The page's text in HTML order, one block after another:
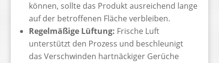
können, sollte das Produkt ausreichend lange
auf der betroffenen Fläche verbleiben.
Regelmäßige Lüftung: Frische Luft
unterstützt den Prozess und beschleunigt
das Verschwinden hartnäckiger Gerüche